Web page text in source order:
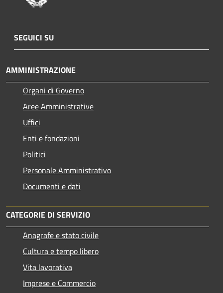
SEGUICI SU
AMMINISTRAZIONE
Organi di Governo
Aree Amministrative
Uffici
Enti e fondazioni
Politici
Personale Amministrativo
Documenti e dati
CATEGORIE DI SERVIZIO
Anagrafe e stato civile
Cultura e tempo libero
Vita lavorativa
Imprese e Commercio